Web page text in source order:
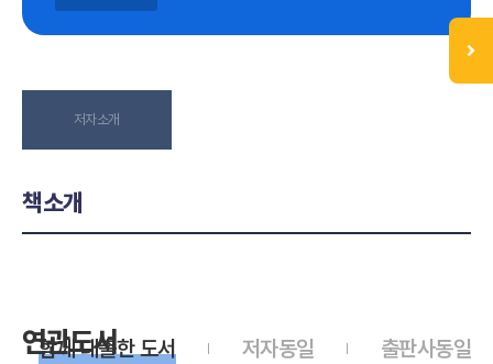
저자소개
책소개
연관도서 출판사동일
저자동일
함께 대출한 도서